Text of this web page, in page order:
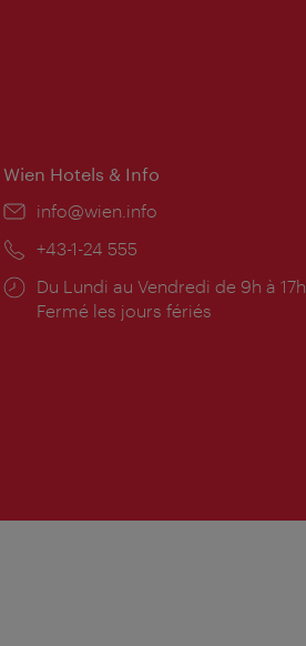
Wien Hotels & Info
E-
info@wien.info
Téléphone:
+43-1-24 555
Horaires
d'ouverture:
Du Lundi au Vendredi de 9h à 17h
Fermé les jours fériés